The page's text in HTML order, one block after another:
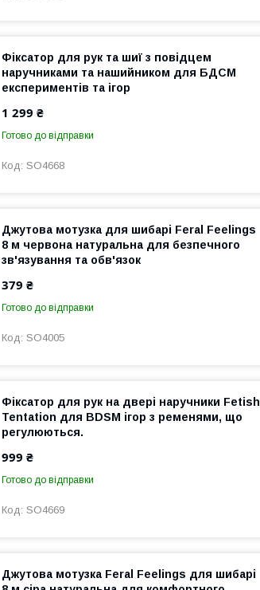
Фіксатор для рук та шиї з повідцем
наручниками та нашийником для БДСМ
експериментів та ігор
1 299 ₴
Готово до відправки
SO4668
Джутова мотузка для шибарі Feral Feelings
8 м червона натуральна для безпечного
зв'язування та обв'язок
379 ₴
Готово до відправки
SO4005
Фіксатор для рук на двері наручники Fetish
Tentation для BDSM ігор з ременями, що
регулюються.
999 ₴
Готово до відправки
SO4669
Джутова мотузка Feral Feelings для шибарі